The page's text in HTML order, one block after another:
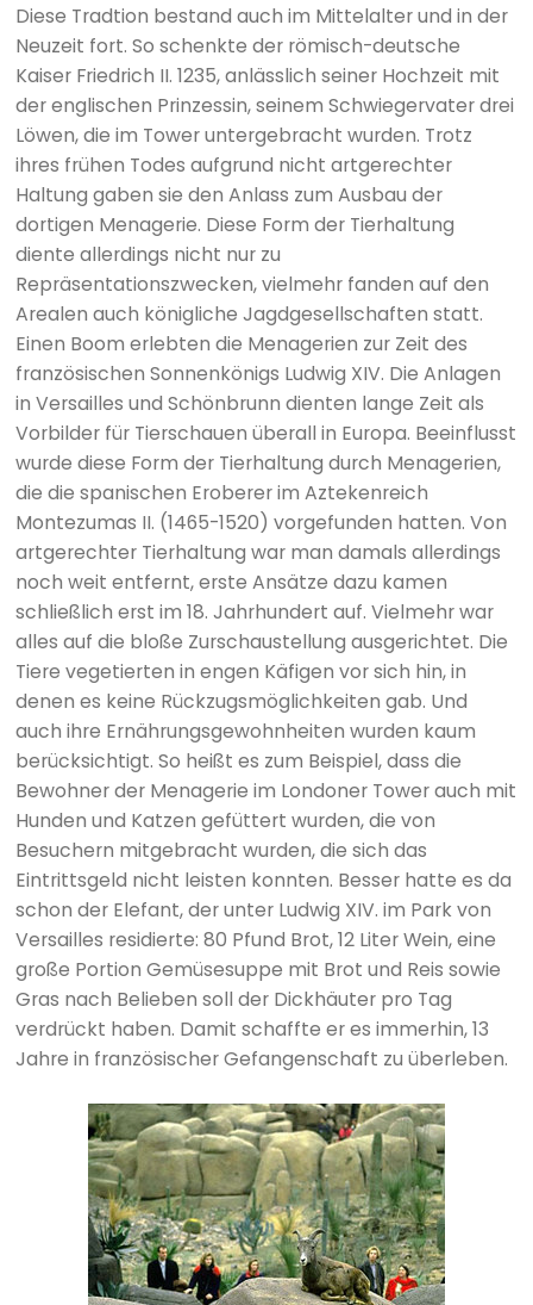
Diese Tradtion bestand auch im Mittelalter und in der
Neuzeit fort. So schenkte der römisch-deutsche
Kaiser Friedrich II. 1235, anlässlich seiner Hochzeit mit
der englischen Prinzessin, seinem Schwiegervater drei
Löwen, die im Tower untergebracht wurden. Trotz
ihres frühen Todes aufgrund nicht artgerechter
Haltung gaben sie den Anlass zum Ausbau der
dortigen Menagerie. Diese Form der Tierhaltung
diente allerdings nicht nur zu
Repräsentationszwecken, vielmehr fanden auf den
Arealen auch königliche Jagdgesellschaften statt.
Einen Boom erlebten die Menagerien zur Zeit des
französischen Sonnenkönigs Ludwig XIV. Die Anlagen
in Versailles und Schönbrunn dienten lange Zeit als
Vorbilder für Tierschauen überall in Europa. Beeinflusst
wurde diese Form der Tierhaltung durch Menagerien,
die die spanischen Eroberer im Aztekenreich
Montezumas II. (1465-1520) vorgefunden hatten. Von
artgerechter Tierhaltung war man damals allerdings
noch weit entfernt, erste Ansätze dazu kamen
schließlich erst im 18. Jahrhundert auf. Vielmehr war
alles auf die bloße Zurschaustellung ausgerichtet. Die
Tiere vegetierten in engen Käfigen vor sich hin, in
denen es keine Rückzugsmöglichkeiten gab. Und
auch ihre Ernährungsgewohnheiten wurden kaum
berücksichtigt. So heißt es zum Beispiel, dass die
Bewohner der Menagerie im Londoner Tower auch mit
Hunden und Katzen gefüttert wurden, die von
Besuchern mitgebracht wurden, die sich das
Eintrittsgeld nicht leisten konnten. Besser hatte es da
schon der Elefant, der unter Ludwig XIV. im Park von
Versailles residierte: 80 Pfund Brot, 12 Liter Wein, eine
große Portion Gemüsesuppe mit Brot und Reis sowie
Gras nach Belieben soll der Dickhäuter pro Tag
verdrückt haben. Damit schaffte er es immerhin, 13
Jahre in französischer Gefangenschaft zu überleben.